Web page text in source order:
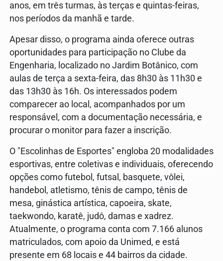
anos, em três turmas, às terças e quintas-feiras,
nos períodos da manhã e tarde.
Apesar disso, o programa ainda oferece outras
oportunidades para participação no Clube da
Engenharia, localizado no Jardim Botânico, com
aulas de terça a sexta-feira, das 8h30 às 11h30 e
das 13h30 às 16h. Os interessados podem
comparecer ao local, acompanhados por um
responsável, com a documentação necessária, e
procurar o monitor para fazer a inscrição.
O "Escolinhas de Esportes" engloba 20 modalidades
esportivas, entre coletivas e individuais, oferecendo
opções como futebol, futsal, basquete, vôlei,
handebol, atletismo, tênis de campo, tênis de
mesa, ginástica artística, capoeira, skate,
taekwondo, karatê, judô, damas e xadrez.
Atualmente, o programa conta com 7.166 alunos
matriculados, com apoio da Unimed, e está
presente em 68 locais e 44 bairros da cidade.